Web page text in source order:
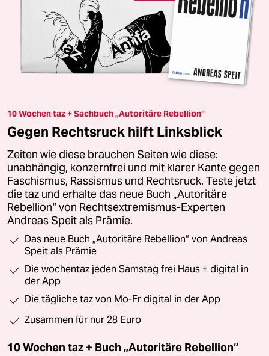
10 Wochen taz + Sachbuch „Autoritäre Rebellion“
Gegen Rechtsruck hilft Linksblick
Zeiten wie diese brauchen Seiten wie diese:
unabhängig, konzernfrei und mit klarer Kante gegen
Faschismus, Rassismus und Rechtsruck. Teste jetzt
die taz und erhalte das neue Buch „Autoritäre
Rebellion“ von Rechtsextremismus-Experten
Andreas Speit als Prämie.
Das neue Buch „Autoritäre Rebellion“ von Andreas
Speit als Prämie
Die wochentaz jeden Samstag frei Haus + digital in
der App
Die tägliche taz von Mo-Fr digital in der App
Zusammen für nur 28 Euro
10 Wochen taz + Buch „Autoritäre Rebellion“